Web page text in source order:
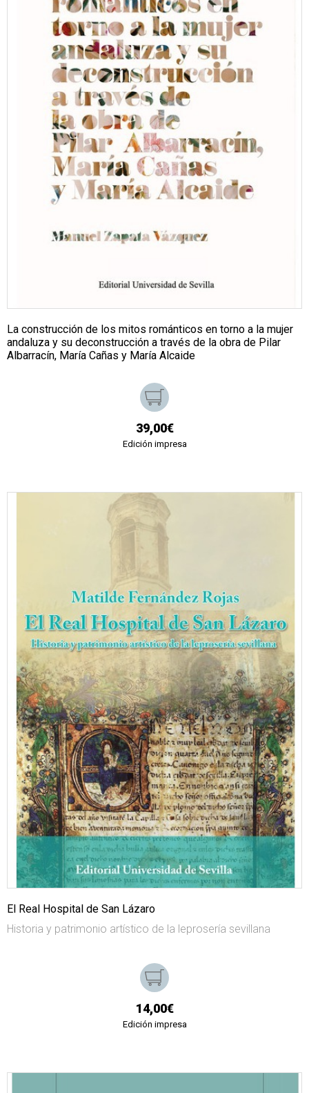
La construcción de los mitos románticos en torno a la mujer
andaluza y su deconstrucción a través de la obra de Pilar
Albarracín, María Cañas y María Alcaide
39,00€
Edición impresa
El Real Hospital de San Lázaro
Historia y patrimonio artístico de la leprosería sevillana
14,00€
Edición impresa